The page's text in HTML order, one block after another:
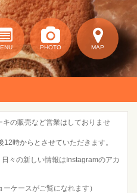
PHOTO MAP
の販売など営業はしておりませ
時からとさせていただきます。
々の新しい情報はInstagramのアカ
ケースがご覧になれます）